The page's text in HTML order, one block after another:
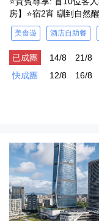
房】⭐宿2宵 瞓到自然
美食遊 酒店自助餐
已成團 14/8
21/8
快成團
12/8 16/8